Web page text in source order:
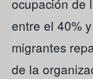
ocupación de
entre el 40%
migrantes
de la